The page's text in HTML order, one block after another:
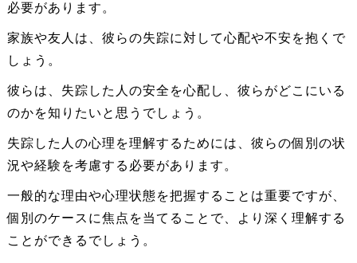
必要があります。
家族や友人は、彼らの失踪に対して心配や不安を抱くで
しょう。
彼らは、失踪した人の安全を心配し、彼らがどこにいる
のかを知りたいと思うでしょう。
失踪した人の心理を理解するためには、彼らの個別の状
況や経験を考慮する必要があります。
一般的な理由や心理状態を把握することは重要ですが、
個別のケースに焦点を当てることで、より深く理解する
ことができるでしょう。